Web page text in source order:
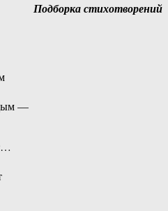
Подборка стихотворений
—